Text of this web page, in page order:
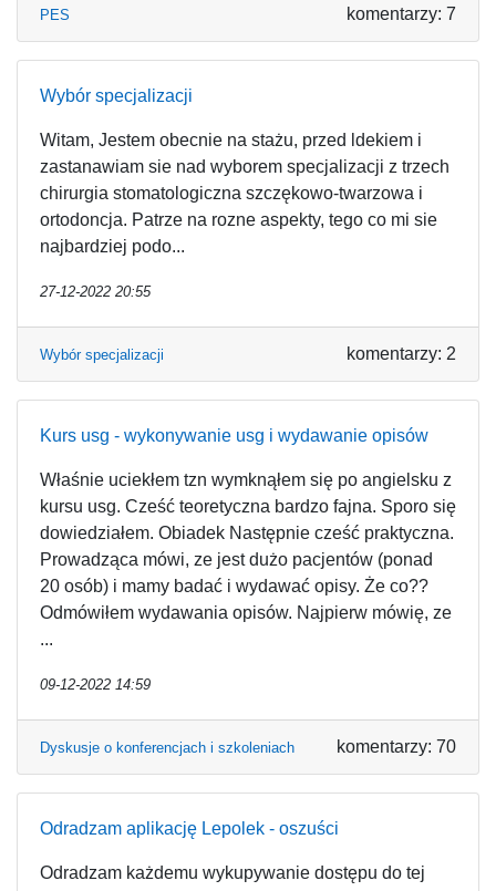
PES komentarzy: 7
Wybór specjalizacji
Witam, Jestem obecnie na stażu, przed ldekiem i
zastanawiam sie nad wyborem specjalizacji z trzech
chirurgia stomatologiczna szczękowo-twarzowa i
ortodoncja. Patrze na rozne aspekty, tego co mi sie
najbardziej podo...
27-12-2022 20:55
Wybór specjalizacji komentarzy: 2
Kurs usg - wykonywanie usg i wydawanie opisów
Właśnie uciekłem tzn wymknąłem się po angielsku z
kursu usg. Cześć teoretyczna bardzo fajna. Sporo się
dowiedziałem. Obiadek Następnie cześć praktyczna.
Prowadząca mówi, ze jest dużo pacjentów (ponad
20 osób) i mamy badać i wydawać opisy. Że co??
Odmówiłem wydawania opisów. Najpierw mówię, ze
...
09-12-2022 14:59
Dyskusje o konferencjach i szkoleniach komentarzy: 70
Odradzam aplikację Lepolek - oszuści
Odradzam każdemu wykupywanie dostępu do tej